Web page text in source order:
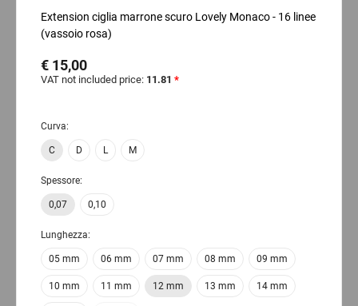
Extension ciglia marrone scuro Lovely Monaco - 16 linee
(vassoio rosa)
€ 15,00
VAT not included price: 11.81 *
Curva:
C D L M
Spessore:
0,07 0,10
Lunghezza:
05 mm 06 mm 07 mm 08 mm 09 mm
10 mm 11 mm 12 mm 13 mm 14 mm